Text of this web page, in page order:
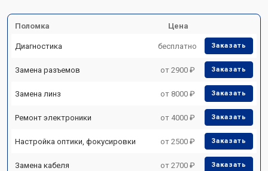
Поломка Цена
Диагностика бесплатно Заказать
Замена разъемов от 2900 ₽ Заказать
Замена линз от 8000 ₽ Заказать
Ремонт электроники от 4000 ₽ Заказать
Настройка оптики, фокусировки от 2500 ₽ Заказать
Замена кабеля от 2700 ₽ Заказать